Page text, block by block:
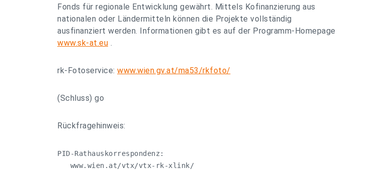
Fonds für regionale Entwicklung gewährt. Mittels Kofinanzierung aus
nationalen oder Ländermitteln können die Projekte vollständig
ausfinanziert werden. Informationen gibt es auf der Programm-Homepage
www.sk-at.eu .
rk-Fotoservice: www.wien.gv.at/ma53/rkfoto/
(Schluss) go
Rückfragehinweis:
PID-Rathauskorrespondenz:
   www.wien.at/vtx/vtx-rk-xlink/